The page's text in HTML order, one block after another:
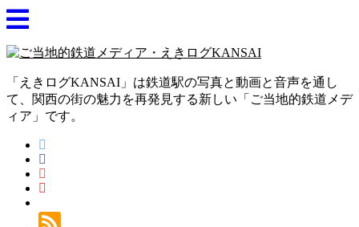
「えきログKANSAI」は鉄道駅の写真と動画と音声を通し
て、関西の街の魅力を再発見する新しい「ご当地的鉄道メデ
ィア」です。